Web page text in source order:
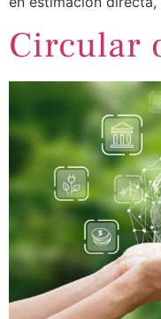
Circular